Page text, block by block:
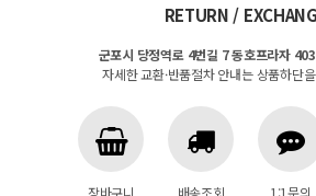
RETURN /
군포시 당정역로 4번길 7 동호프라자
자세한 교환·반품절차 안내는 상품하단
장바구니 배송조회 1:1문의